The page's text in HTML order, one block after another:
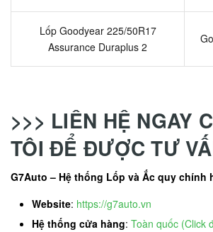
Lốp Goodyear 225/50R17
Assurance Duraplus 2
>>> LIÊN HỆ NGAY
TÔI ĐỂ ĐƯỢC TƯ
G7Auto – Hệ thống Lốp và Ắc quy chính
Website: https://g7auto.vn
Hệ thống cửa hàng: Toàn quốc (Click